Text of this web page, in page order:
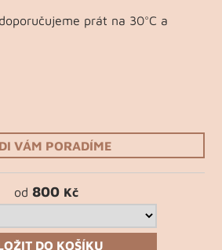
prát na 30°C a
VÁM PORADÍME
od 800 Kč
DO KOŠÍKU